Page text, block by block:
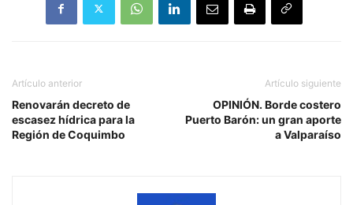
Artículo anterior
Renovarán decreto de
escasez hídrica para la
Región de Coquimbo
Artículo siguiente
OPINIÓN. Borde costero
Puerto Barón: un gran aporte
a Valparaíso